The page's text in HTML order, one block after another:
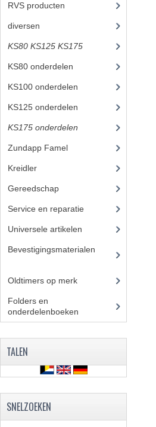
RVS producten
diversen
KS80 KS125 KS175
KS80 onderdelen
KS100 onderdelen
KS125 onderdelen
KS175 onderdelen
Zundapp Famel
Kreidler
Gereedschap
Service en reparatie
Universele artikelen
Bevestigingsmaterialen
Oldtimers op merk
Folders en
onderdelenboeken
TALEN
SNELZOEKEN